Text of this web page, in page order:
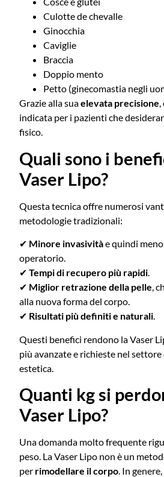
Culotte de chevalle
Ginocchia
Caviglie
Braccia
Doppio mento
Petto (ginecomastia negli
Grazie alla suaelevata precisione
indicata per i pazienti che
fisico.
Quali sono i
Vaser Lipo?
Questa tecnica offre numerosi
metodologie tradizionali:
✔ Minore invasivitàe quindi
operatorio.
✔ Tempi di recupero più rapidi.
✔ Miglior retrazione della pelle,
alla nuova forma del corpo.
✔ Risultati più definiti e naturali.
Questi benefici rendono la Vaser
più avanzate e richieste nel
estetica.
Quanti kg si
Vaser Lipo?
Una domanda molto frequente
peso. La Vaser Lipo non è un
per rimodellare il corpo. In